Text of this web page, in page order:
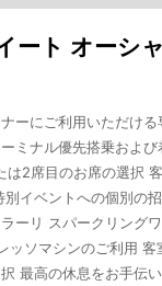
ート オーシ
ーにご利用いただけ
ミナル優先搭乗およ
は2席目のお席の選択
イベントへの個別の
ーリ スパークリング
ッソマシンのご利用 客
最高の休息をお手伝